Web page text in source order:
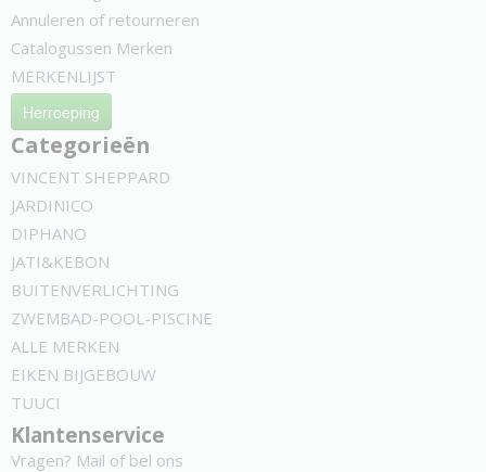
Annuleren of retourneren
Catalogussen Merken
MERKENLIJST
Herroeping
Categorieën
VINCENT SHEPPARD
JARDINICO
DIPHANO
JATI&KEBON
BUITENVERLICHTING
ZWEMBAD-POOL-PISCINE
ALLE MERKEN
EIKEN BIJGEBOUW
TUUCI
Klantenservice
Vragen? Mail of bel ons